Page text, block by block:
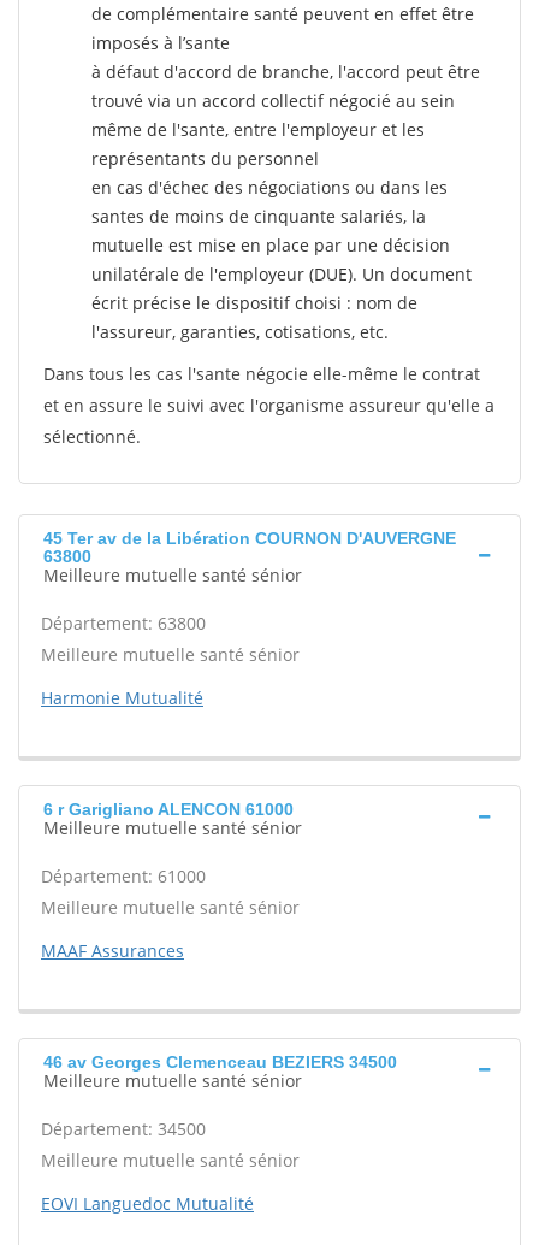
de complémentaire santé peuvent en effet être
imposés à l’sante
à défaut d'accord de branche, l'accord peut être
trouvé via un accord collectif négocié au sein
même de l'sante, entre l'employeur et les
représentants du personnel
en cas d'échec des négociations ou dans les
santes de moins de cinquante salariés, la
mutuelle est mise en place par une décision
unilatérale de l'employeur (DUE). Un document
écrit précise le dispositif choisi : nom de
l'assureur, garanties, cotisations, etc.
Dans tous les cas l'sante négocie elle-même le contrat
et en assure le suivi avec l'organisme assureur qu'elle a
sélectionné.
45 Ter av de la Libération COURNON D'AUVERGNE
63800
Meilleure mutuelle santé sénior
Département: 63800
Meilleure mutuelle santé sénior
Harmonie Mutualité
6 r Garigliano ALENCON 61000
Meilleure mutuelle santé sénior
Département: 61000
Meilleure mutuelle santé sénior
MAAF Assurances
46 av Georges Clemenceau BEZIERS 34500
Meilleure mutuelle santé sénior
Département: 34500
Meilleure mutuelle santé sénior
EOVI Languedoc Mutualité